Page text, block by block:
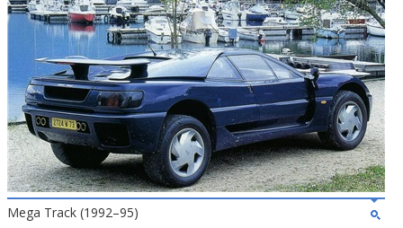
Mega Track (1992–95)